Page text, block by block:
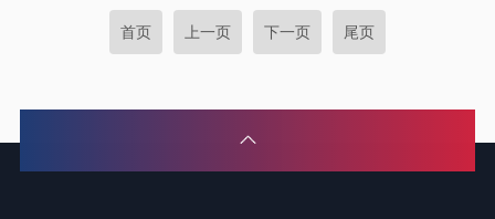
首页 上一页 下一页 尾页